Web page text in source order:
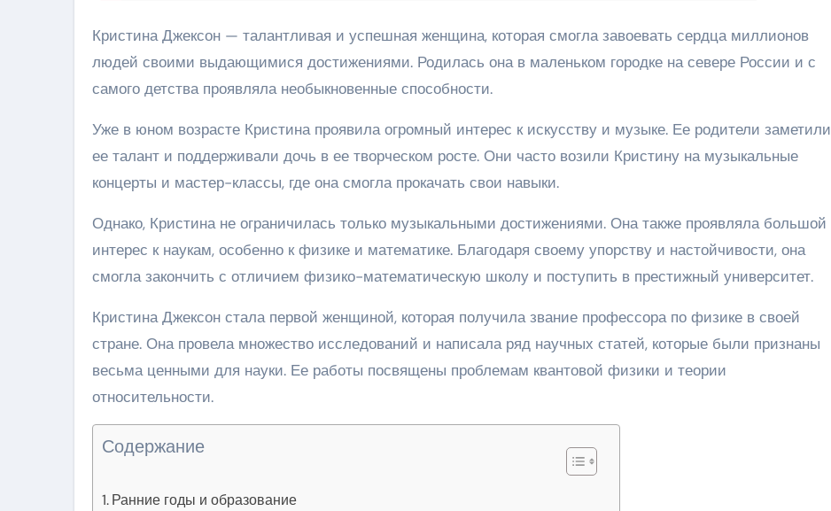
Кристина Джексон — талантливая и успешная женщина, которая смогла завоевать сердца миллионов
людей своими выдающимися достижениями. Родилась она в маленьком городке на севере России и с
самого детства проявляла необыкновенные способности.
Уже в юном возрасте Кристина проявила огромный интерес к искусству и музыке. Ее родители заметили
ее талант и поддерживали дочь в ее творческом росте. Они часто возили Кристину на музыкальные
концерты и мастер-классы, где она смогла прокачать свои навыки.
Однако, Кристина не ограничилась только музыкальными достижениями. Она также проявляла большой
интерес к наукам, особенно к физике и математике. Благодаря своему упорству и настойчивости, она
смогла закончить с отличием физико-математическую школу и поступить в престижный университет.
Кристина Джексон стала первой женщиной, которая получила звание профессора по физике в своей
стране. Она провела множество исследований и написала ряд научных статей, которые были признаны
весьма ценными для науки. Ее работы посвящены проблемам квантовой физики и теории
относительности.
Содержание
Ранние годы и образование